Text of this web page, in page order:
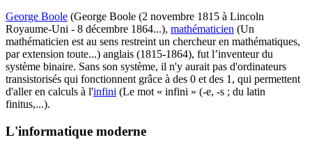
George Boole (George Boole (2 novembre 1815 à Lincoln
Royaume-Uni - 8 décembre 1864...), mathématicien (Un
mathématicien est au sens restreint un chercheur en mathématiques,
par extension toute...) anglais (1815-1864), fut l’inventeur du
système binaire. Sans son système, il n'y aurait pas d'ordinateurs
transistorisés qui fonctionnent grâce à des 0 et des 1, qui permettent
d'aller en calculs à l'infini (Le mot « infini » (-e, -s ; du latin
finitus,...).
L'informatique moderne